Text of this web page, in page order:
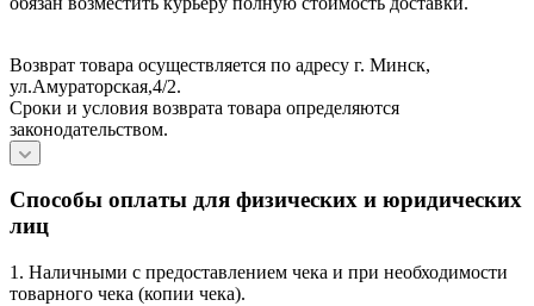
Возврат товара осуществляется по адресу г. Минск,
ул.Амураторская,4/2.
Сроки и условия возврата товара определяются
законодательством.
Способы оплаты для физических и юридических
лиц
1. Наличными с предоставлением чека и при необходимости
товарного чека (копии чека).